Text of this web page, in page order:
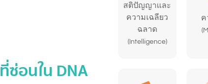
ที่ซ่อนใน DNA
สติปัญญาและ
ความเฉลียว
ฉลาด
(Intelligence)
ค